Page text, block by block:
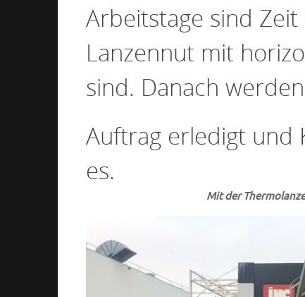
Arbeitstage sind
Lanzennut mit
sind. Danach
Auftrag erledigt und
es.
Mit der